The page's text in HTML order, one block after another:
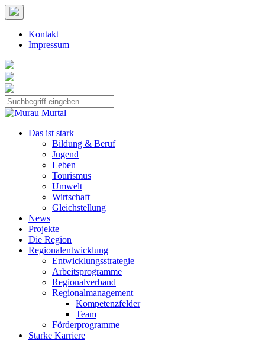
Kontakt
Impressum
Das ist stark
Bildung & Beruf
Jugend
Leben
Tourismus
Umwelt
Wirtschaft
Gleichstellung
News
Projekte
Die Region
Regionalentwicklung
Entwicklungsstrategie
Arbeitsprogramme
Regionalverband
Regionalmanagement
Kompetenzfelder
Team
Förderprogramme
Starke Karriere